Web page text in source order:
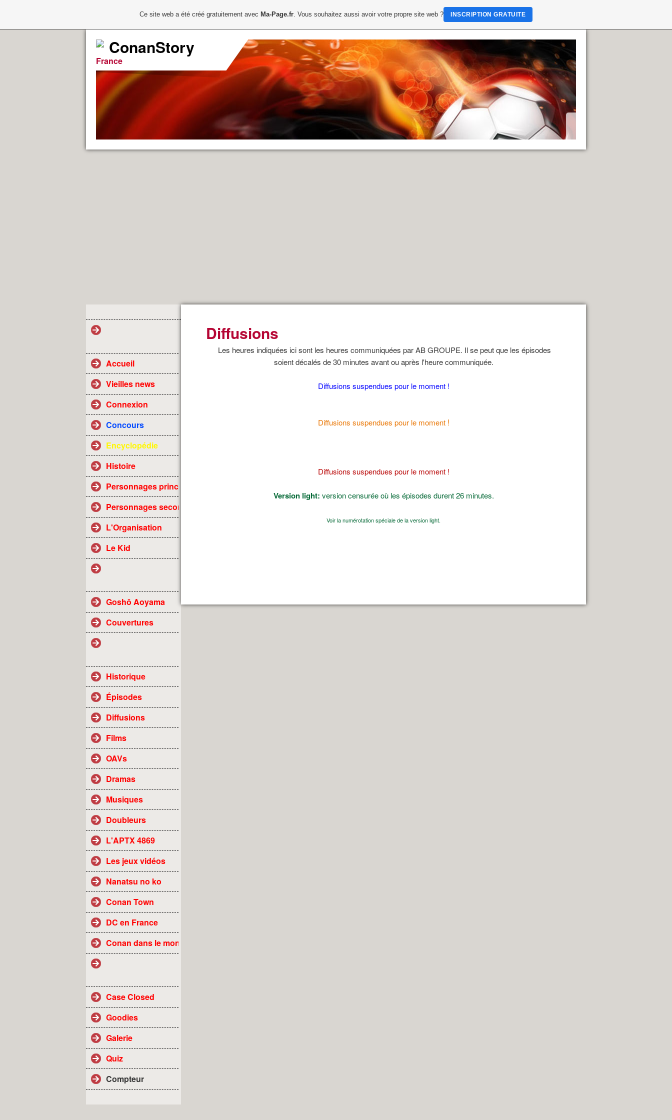
ConanStory
France
Accueil
Vieilles news
Connexion
Concours
Encyclopédie
Histoire
Personnages principaux
Personnages secondaires
L'Organisation
Le Kid
Goshô Aoyama
Couvertures
Historique
Épisodes
Diffusions
Films
OAVs
Dramas
Musiques
Doubleurs
L'APTX 4869
Les jeux vidéos
Nanatsu no ko
Conan Town
DC en France
Conan dans le monde
Case Closed
Goodies
Galerie
Quiz
Compteur
Diffusions
Les heures indiquées ici sont les heures communiquées par AB GROUPE. Il se peut que les épisodes
soient décalés de 30 minutes avant ou après l'heure communiquée.
Diffusions suspendues pour le moment !
Diffusions suspendues pour le moment !
Diffusions suspendues pour le moment !
Version light: version censurée où les épisodes durent 26 minutes.
Voir la numérotation spéciale de la version light.
Ce site web a été créé gratuitement avec Ma-Page.fr. Vous souhaitez aussi avoir votre propre site web ? INSCRIPTION GRATUITE